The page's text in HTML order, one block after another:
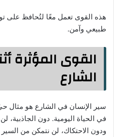
هذه القوى تعمل معًا لتُحافظ على
طبيعي وآمن.
القوى المؤثرة
الشارع
سير الإنسان في الشارع هو مثال
في الحياة اليومية. دون الجاذبية،
ودون الاحتكاك، لن نتمكن من